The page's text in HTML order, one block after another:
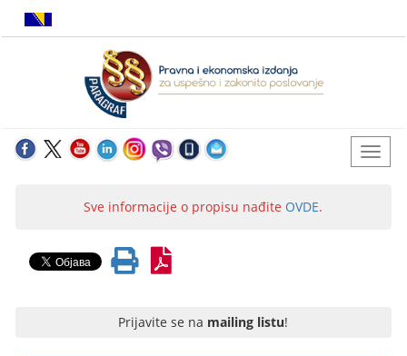
Sve informacije o propisu nađite OVDE.
Prijavite se na mailing listu!